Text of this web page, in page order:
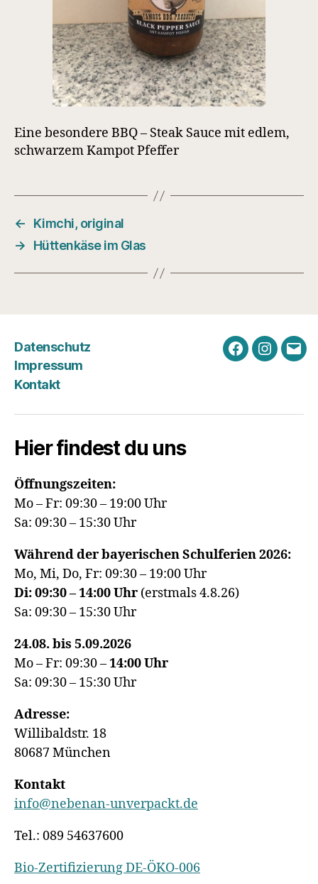
Eine besondere BBQ – Steak Sauce mit edlem,
schwarzem Kampot Pfeffer
←
Kimchi, original
→
Hüttenkäse im Glas
Datenschutz
Impressum
Kontakt
FacebookE-
Hier findest du uns
Öffnungszeiten:
Mo – Fr: 09:30 – 19:00 Uhr
Sa: 09:30 – 15:30 Uhr
Während der bayerischen Schulferien 2026:
Mo, Mi, Do, Fr: 09:30 – 19:00 Uhr
Di: 09:30 – 14:00 Uhr (erstmals 4.8.26)
Sa: 09:30 – 15:30 Uhr
24.08. bis 5.09.2026
Mo – Fr: 09:30 –14:00Uhr
Sa: 09:30 – 15:30 Uhr
Adresse:
Willibaldstr. 18
80687 München
Kontakt
info@nebenan-unverpackt.de
Tel.: 089 54637600
Bio-Zertifizierung DE-ÖKO-006